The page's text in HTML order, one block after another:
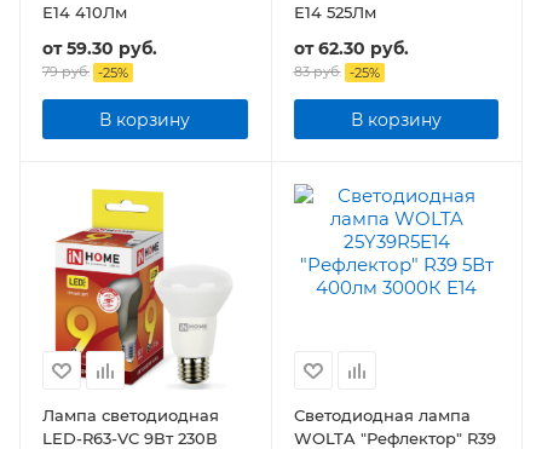
Е14 410Лм
от59.30 руб.
79 руб. -25%
В корзину
Е14 525Лм
от62.30 руб.
83 руб. -25%
В корзину
Лампа светодиодная
LED-R63-VC 9Вт 230В
Светодиодная лампа
WOLTA "Рефлектор" R39